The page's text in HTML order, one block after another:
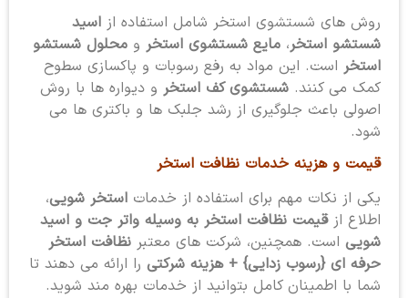
روش های شستشوی استخر شامل استفاده از اسید
شستشو استخر، مایع شستشوی استخرو محلول شستشو
استخراست. این مواد به رفع رسوبات و پاکسازی سطوح
کمک می کنند. شستشوی کف استخرو دیواره ها با روش
اصولی باعث جلوگیری از رشد جلبک ها و باکتری ها می
شود.
قیمت و هزینه خدمات نظافت استخر
یکی از نکات مهم برای استفاده از خدمات استخر شویی،
اطلاع از قیمت نظافت استخر به وسیله واتر جت و اسید
شوییاست. همچنین، شرکت های معتبر نظافت استخر
حرفه ای {رسوب زدایی} + هزینه شرکتیرا ارائه می دهند تا
شما با اطمینان کامل بتوانید از خدمات بهره مند شوید.